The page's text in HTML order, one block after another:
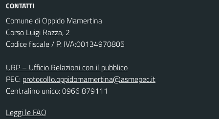
CONTATTI
Comune di Oppido Mamertina
Corso Luigi Razza, 2
Codice fiscale / P. IVA:00134970805
URP – Ufficio Relazioni con il pubblico
PEC: protocollo.oppidomamertina@asmepec.it
Centralino unico: 0966 879111
Leggi le FAQ